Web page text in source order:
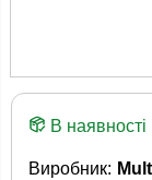
В наявності
Виробник: